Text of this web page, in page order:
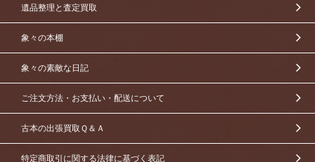
遺品整理と査定買取
象々の本棚
象々の素敵な日記
ご注文方法・お支払い・配送について
古本の出張買取Ｑ＆Ａ
特定商取引に関する法律に基づく表記